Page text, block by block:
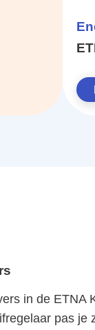
in de ETNA
pas